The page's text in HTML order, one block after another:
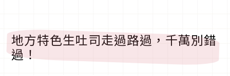
地方特色生吐司走過路過，千萬別錯
過！